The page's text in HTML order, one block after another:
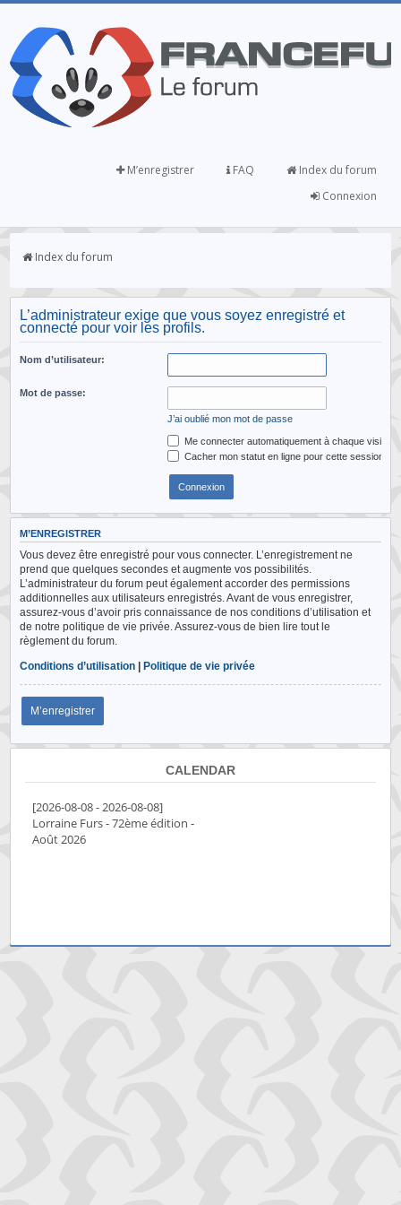
Index du forum
FAQ
M’enregistrer
Connexion
Index du forum
L’administrateur exige que vous soyez enregistré et
connecté pour voir les profils.
Nom d’utilisateur:
Mot de passe:
J’ai oublié mon mot de passe
Me connecter automatiquement à chaque visite
Cacher mon statut en ligne pour cette session
M’ENREGISTRER
Vous devez être enregistré pour vous connecter. L’enregistrement ne
prend que quelques secondes et augmente vos possibilités.
L’administrateur du forum peut également accorder des permissions
additionnelles aux utilisateurs enregistrés. Avant de vous enregistrer,
assurez-vous d’avoir pris connaissance de nos conditions d’utilisation et
de notre politique de vie privée. Assurez-vous de bien lire tout le
règlement du forum.
Conditions d’utilisation |Politique de vie privée
M’enregistrer
CALENDAR